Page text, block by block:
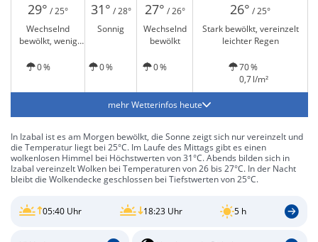
29° / 25° 31° / 28° 27° / 26° 26° / 25°
Wechselnd
bewölkt, wenig
Sonnig
Wechselnd
bewölkt
Stark bewölkt, vereinzelt
leichter Regen
0 % 0 % 0 %
70 %
0,7 l/m²
mehr Wetterinfos heute
In Izabal ist es am Morgen bewölkt, die Sonne zeigt sich nur vereinzelt und
die Temperatur liegt bei 25°C. Im Laufe des Mittags gibt es einen
wolkenlosen Himmel bei Höchstwerten von 31°C. Abends bilden sich in
Izabal vereinzelt Wolken bei Temperaturen von 26 bis 27°C. In der Nacht
bleibt die Wolkendecke geschlossen bei Tiefstwerten von 25°C.
05:40 Uhr 18:23 Uhr 5 h